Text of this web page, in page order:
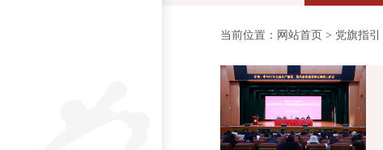
当前位置： 网站首页 > 党旗指引